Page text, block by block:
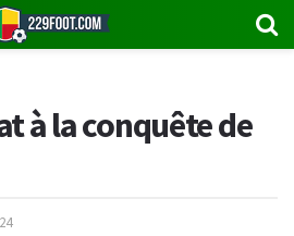
à la conquête de